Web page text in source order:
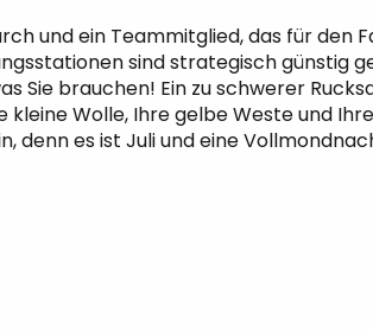
und ein Teammitglied, das für den
sind strategisch günstig
Sie brauchen! Ein zu schwerer
Wolle, Ihre gelbe Weste und
denn es ist Juli und eine